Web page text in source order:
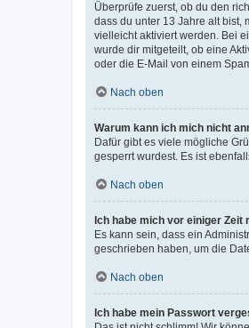
Überprüfe zuerst, ob du den
dass du unter 13 Jahre alt bist,
vielleicht aktiviert werden. Bei
wurde dir mitgeteilt, ob eine
oder die E-Mail von einem
Nach oben
Warum kann ich mich nicht
Dafür gibt es viele mögliche
gesperrt wurdest. Es ist
Nach oben
Ich habe mich vor einiger
Es kann sein, dass ein
geschrieben haben, um die
Nach oben
Ich habe mein Passwort